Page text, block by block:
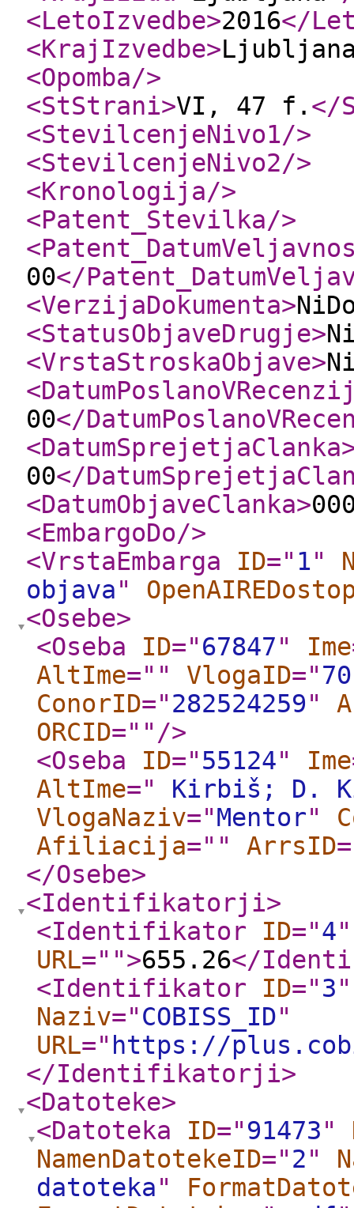
<LetoIzvedbe>2016</
<KrajIzvedbe>
<Opomba/>
<StStrani>VI, 47 f. </
<StevilcenjeNivo1/>
<StevilcenjeNivo2/>
<Kronologija/>
<Patent_Stevilka/>
00</
<VerzijaDokumenta>
<StatusObjaveDrugje>
<VrstaStroskaObjave>
00</
<DatumSprejetjaClanka
00</
<DatumObjaveClanka>
<EmbargoDo/>
<VrstaEmbarga
ID=" 1"
objava"
<Osebe>
<Oseba
ID="67847" Ime
AltIme=" " VlogaID="70
ConorID="282524259"
ORCID=" " />
<Oseba
ID="55124" Ime
AltIme="
Kirbiš; D.
VlogaNaziv="Mentor"
Afiliacija=" " ArrsID
</Osebe>
<Identifikatorji>
<Identifikator
ID="4"
URL=" ">655.26</
<Identifikator
ID="3"
Naziv="COBISS_ID"
URL=" https://
</Identifikatorji>
<Datoteke>
<Datoteka
ID="91473"
NamenDatotekeID="2"
datoteka"